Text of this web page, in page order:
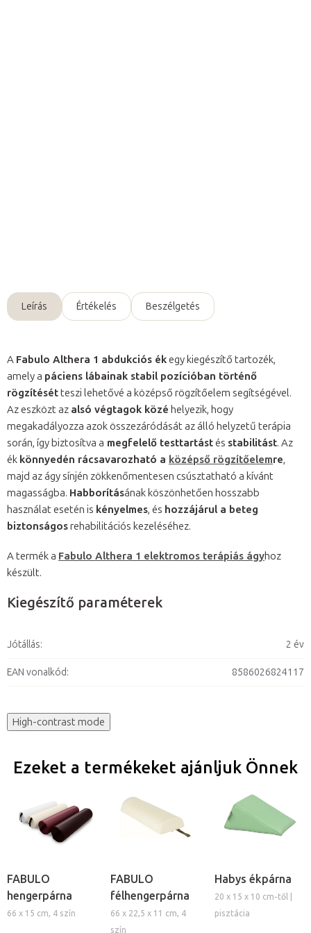
Leírás Értékelés Beszélgetés
A Fabulo Althera 1 abdukciós ékegy kiegészítő tartozék,
amely a páciens lábainak stabil pozícióban történő
rögzítésétteszi lehetővé a középső rögzítőelem segítségével.
Az eszközt az alsó végtagok közé helyezik, hogy
megakadályozza azok összezáródását az álló helyzetű terápia
során, így biztosítva a megfelelő testtartástés stabilitást. Az
ék könnyedén rácsavarozható a középső rögzítőelemre,
majd az ágy sínjén zökkenőmentesen csúsztatható a kívánt
magasságba. Habborításának köszönhetően hosszabb
használat esetén is kényelmes, és hozzájárul a beteg
biztonságosrehabilitációs kezeléséhez.
A termék a Fabulo Althera 1 elektromos terápiás ágyhoz
készült.
Kiegészítő paraméterek
Jótállás: 2 év
EAN vonalkód: 8586026824117
High-contrast mode
Ezeket a termékeket ajánljuk Önnek
FABULO
hengerpárna
66 x 15 cm, 4 szín
FABULO
félhengerpárna
66 x 22,5 x 11 cm, 4
szín
Habys ékpárna
20 x 15 x 10 cm-től |
pisztácia